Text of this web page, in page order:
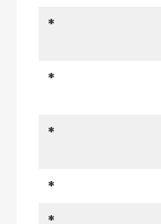
*
*
*
*